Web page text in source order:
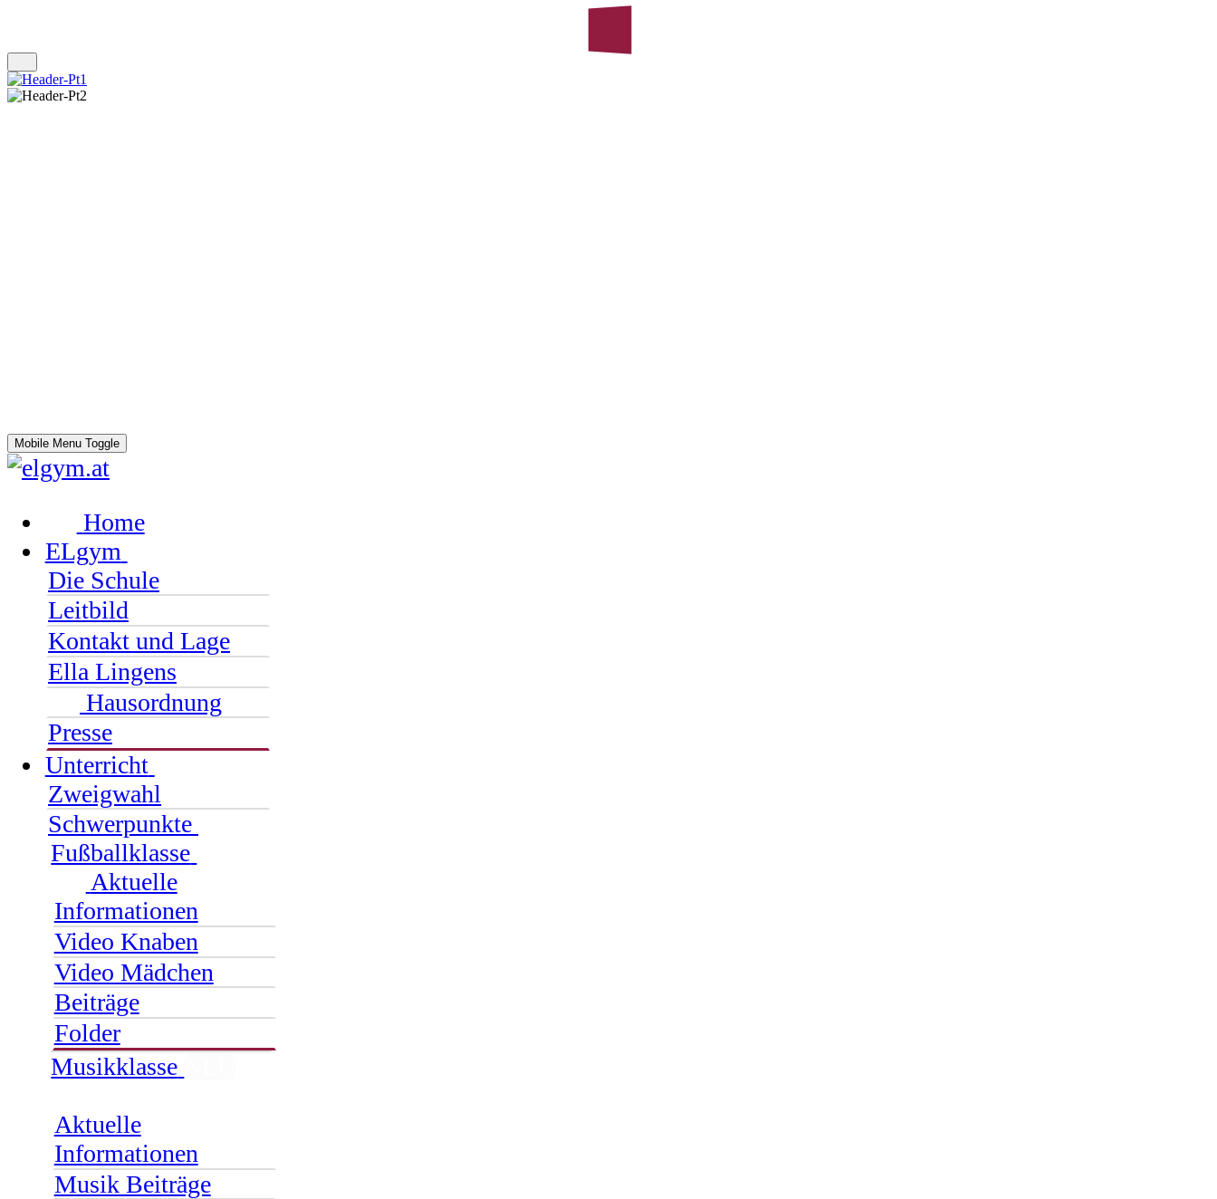
Mobile Menu Toggle
Home
ELgym
Die Schule
Leitbild
Kontakt und Lage
Ella Lingens
Hausordnung
Presse
Unterricht
Zweigwahl
Schwerpunkte
Fußballklasse
Aktuelle
Informationen
Video Knaben
Video Mädchen
Beiträge
Folder
Musikklasse
Aktuelle
Informationen
Musik Beiträge